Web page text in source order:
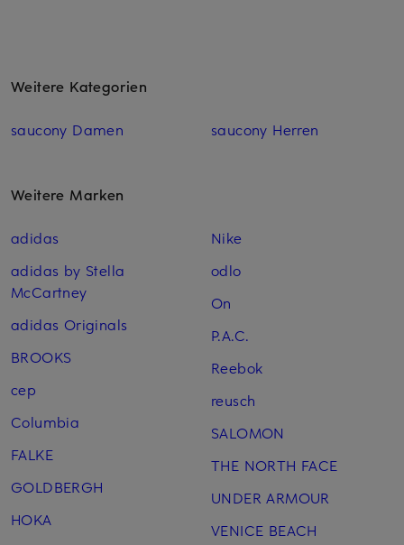
Weitere Kategorien
saucony Damen saucony Herren
Weitere Marken
adidas
adidas by Stella
McCartney
adidas Originals
BROOKS
cep
Columbia
FALKE
GOLDBERGH
HOKA
Nike
odlo
On
P.A.C.
Reebok
reusch
SALOMON
THE NORTH FACE
UNDER ARMOUR
VENICE BEACH